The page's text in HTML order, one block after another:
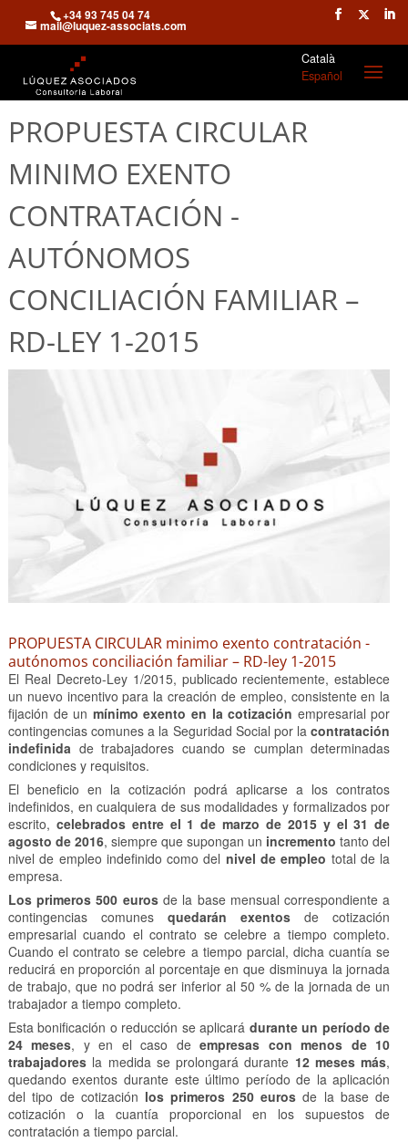
+34 93 745 04 74
mail@luquez-associats.com
Català
Español
PROPUESTA CIRCULAR
MINIMO EXENTO
CONTRATACIÓN -
AUTÓNOMOS
CONCILIACIÓN FAMILIAR –
RD-LEY 1-2015
PROPUESTA CIRCULAR minimo exento contratación -
autónomos conciliación familiar – RD-ley 1-2015
El Real Decreto-Ley 1/2015, publicado recientemente, establece
un nuevo incentivo para la creación de empleo, consistente en la
fijación de un mínimo exento en la cotización empresarial por
contingencias comunes a la Seguridad Social por lacontratación
indefinidade trabajadores cuando se cumplan determinadas
condiciones y requisitos.
El beneficio en la cotización podrá aplicarse a los contratos
indefinidos, en cualquiera de sus modalidades y formalizados por
escrito, celebrados entre el 1 de marzo de 2015 y el 31 de
agosto de 2016, siempre que supongan un incremento tanto del
nivel de empleo indefinido como del nivel de empleo total de la
empresa.
Los primeros 500 eurosde la base mensual correspondiente a
contingencias comunesquedarán exentos de cotización
empresarial cuando el contrato se celebre a tiempo completo.
Cuando el contrato se celebre a tiempo parcial, dicha cuantía se
reducirá en proporción al porcentaje en que disminuya la jornada
de trabajo, que no podrá ser inferior al 50 % de la jornada de un
trabajador a tiempo completo.
Esta bonificación o reducción se aplicará durante un período de
24 meses, y en el caso deempresas con menos de 10
trabajadoresla medida se prolongará durante 12 meses más,
quedando exentos durante este último período de la aplicación
del tipo de cotización los primeros 250 euros de la base de
cotización o la cuantía proporcional en los supuestos de
contratación a tiempo parcial.